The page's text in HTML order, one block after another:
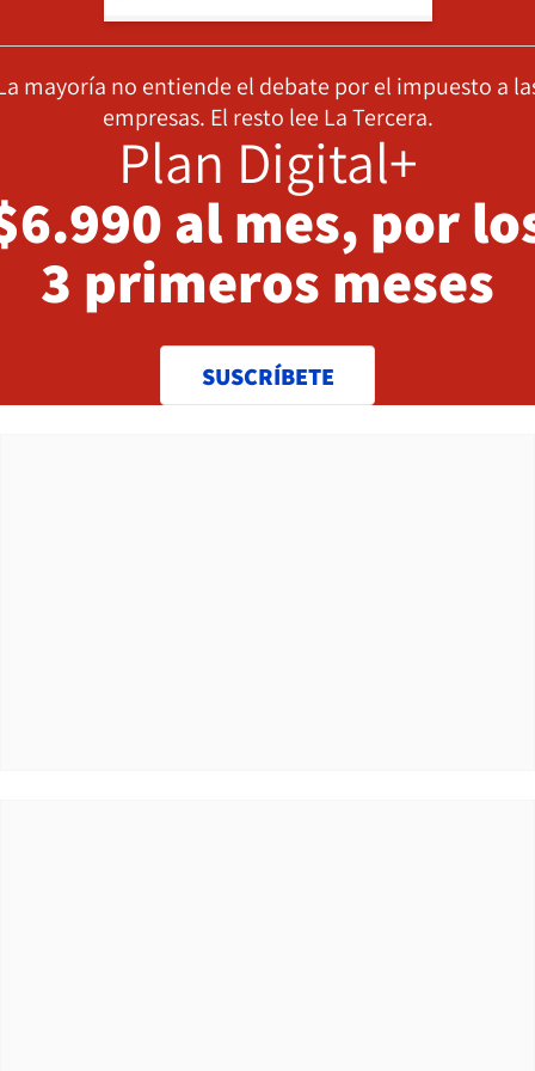
mayoría no entiende el debate por el impuesto a
empresas. El resto lee La Tercera.
Plan Digital+
al mes, por
3 primeros meses
SUSCRÍBETE